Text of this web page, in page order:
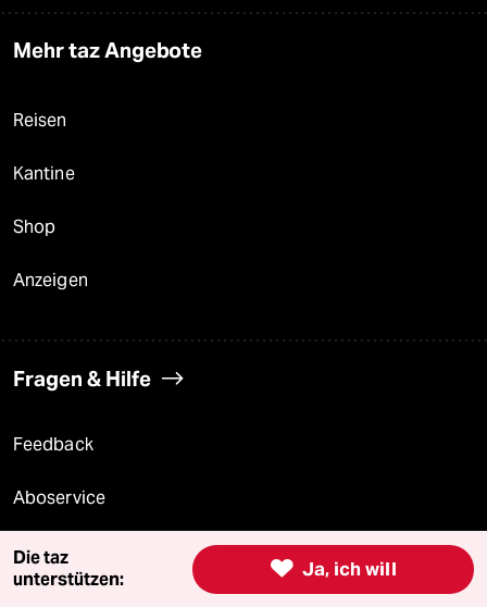
Mehr taz Angebote
Reisen
Kantine
Shop
Anzeigen
Fragen & Hilfe
Feedback
Aboservice
ePaper Login
 Ja, ich will
Die taz
unterstützen: